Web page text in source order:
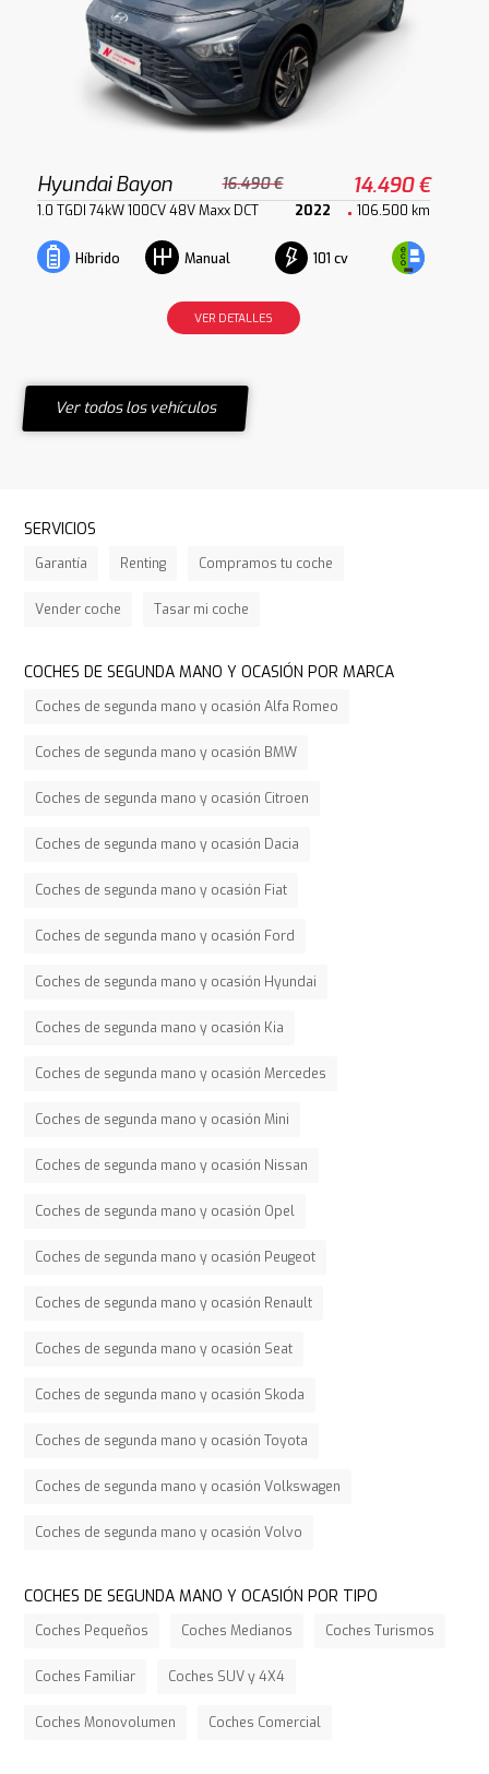
Hyundai Bayon 16.490 € 14.490 €
1.0 TGDI 74kW 100CV 48V Maxx DCT 2022 106.500 km
Híbrido Manual 101 cv
VER DETALLES
Ver todos los vehículos
SERVICIOS
Garantía Renting Compramos tu coche
Vender coche Tasar mi coche
COCHES DE SEGUNDA MANO Y OCASIÓN POR MARCA
Coches de segunda mano y ocasión Alfa Romeo
Coches de segunda mano y ocasión BMW
Coches de segunda mano y ocasión Citroen
Coches de segunda mano y ocasión Dacia
Coches de segunda mano y ocasión Fiat
Coches de segunda mano y ocasión Ford
Coches de segunda mano y ocasión Hyundai
Coches de segunda mano y ocasión Kia
Coches de segunda mano y ocasión Mercedes
Coches de segunda mano y ocasión Mini
Coches de segunda mano y ocasión Nissan
Coches de segunda mano y ocasión Opel
Coches de segunda mano y ocasión Peugeot
Coches de segunda mano y ocasión Renault
Coches de segunda mano y ocasión Seat
Coches de segunda mano y ocasión Skoda
Coches de segunda mano y ocasión Toyota
Coches de segunda mano y ocasión Volkswagen
Coches de segunda mano y ocasión Volvo
COCHES DE SEGUNDA MANO Y OCASIÓN POR TIPO
Coches Pequeños Coches Medianos Coches Turismos
Coches Familiar Coches SUV y 4X4
Coches Monovolumen Coches Comercial